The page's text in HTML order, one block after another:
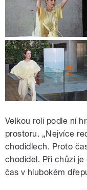
Velkou roli podle ní
prostoru. „Nejvíce
chodidlech. Proto
chodidel. Při chůzi
čas v hlubokém